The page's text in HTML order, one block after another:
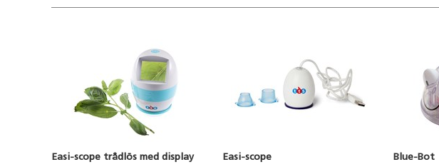
Easi-scope trådlös med display Easi-scope Blue-Bot